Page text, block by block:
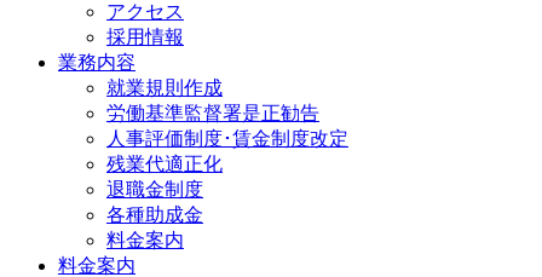
アクセス
採用情報
業務内容
就業規則作成
労働基準監督署是正勧告
人事評価制度･賃金制度改定
残業代適正化
退職金制度
各種助成金
料金案内
料金案内